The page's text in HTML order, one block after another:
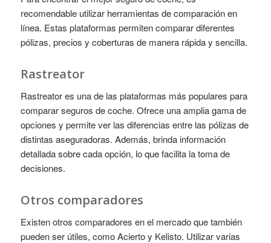
recomendable utilizar herramientas de comparación en
línea. Estas plataformas permiten comparar diferentes
pólizas, precios y coberturas de manera rápida y sencilla.
Rastreator
Rastreator es una de las plataformas más populares para
comparar seguros de coche. Ofrece una amplia gama de
opciones y permite ver las diferencias entre las pólizas de
distintas aseguradoras. Además, brinda información
detallada sobre cada opción, lo que facilita la toma de
decisiones.
Otros comparadores
Existen otros comparadores en el mercado que también
pueden ser útiles, como Acierto y Kelisto. Utilizar varias